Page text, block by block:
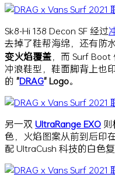
Sk8-Hi 138 Decon SF 经过
去掉了鞋帮海绵，还有防
变火焰覆盖 ，而 Surf
冲浪鞋型，鞋面脚背上也
的 "DRAG" Logo。
另一双 UltraRange EXO
色，火焰图案从前到后印
配 UltraCush 科技的白色